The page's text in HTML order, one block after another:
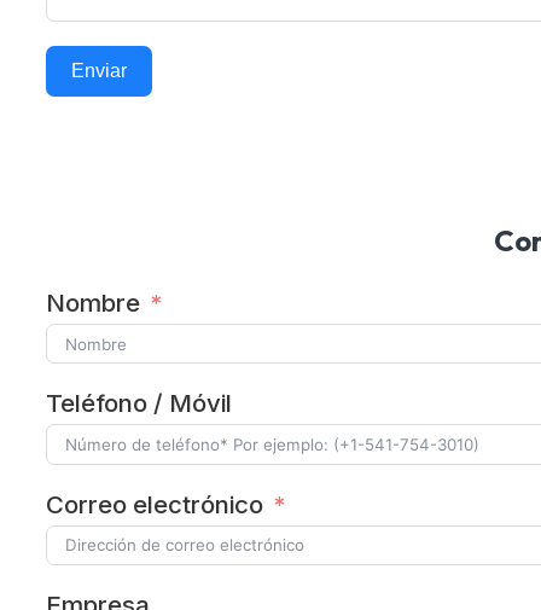
Enviar
Nombre
Teléfono / Móvil
Correo electrónico